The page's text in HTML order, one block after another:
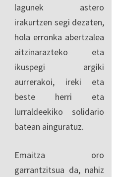
lagunek astero
irakurtzen segi dezaten,
hola erronka abertzalea
aitzinarazteko eta
ikuspegi argiki
aurrerakoi, ireki eta
beste herri eta
lurraldeekiko solidario
batean ainguratuz.
Emaitza oro
garrantzitsua da, nahiz